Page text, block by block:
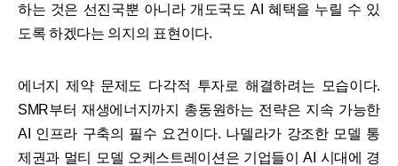
하는 것은 선진국뿐 아니라 개도국도 AI 혜택을 누릴 수 있
도록 하겠다는 의지의 표현이다.
에너지 제약 문제도 다각적 투자로 해결하려는 모습이다.
SMR부터 재생에너지까지 총동원하는 전략은 지속 가능한
AI 인프라 구축의 필수 요건이다. 나델라가 강조한 모델 통
제권과 멀티 모델 오케스트레이션은 기업들이 AI 시대에 경